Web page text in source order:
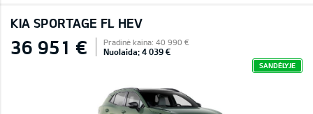
KIA SPORTAGE FL HEV
36 951 € Pradinė kaina: 40 990 €
Nuolaida: 4 039 €
SANDĖLYJE